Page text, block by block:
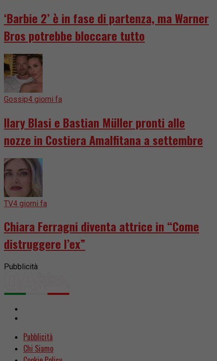
‘Barbie 2’ è in fase di partenza, ma Warner
Bros potrebbe bloccare tutto
Gossip4 giorni fa
Ilary Blasi e Bastian Müller pronti alle
nozze in Costiera Amalfitana a settembre
TV4 giorni fa
Chiara Ferragni diventa attrice in “Come
distruggere l’ex”
Pubblicità
Pubblicità
Chi Siamo